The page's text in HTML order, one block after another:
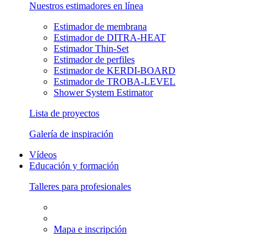
Nuestros estimadores en línea
Estimador de membrana
Estimador de DITRA-HEAT
Estimador Thin-Set
Estimador de perfiles
Estimador de KERDI-BOARD
Estimador de TROBA-LEVEL
Shower System Estimator
Lista de proyectos
Galería de inspiración
Vídeos
Educación y formación
Talleres para profesionales
Mapa e inscripción